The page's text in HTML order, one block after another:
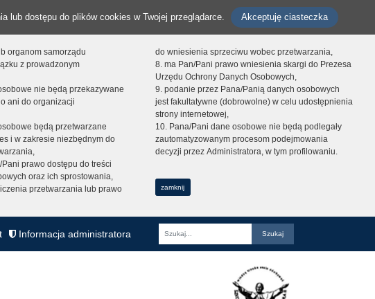
lub dostępu do plików cookies w Twojej przeglądarce. Akceptuję ciasteczka
organom samorządu
z prowadzonym
nie będą przekazywane
ani do organizacji
będą przetwarzane
i w zakresie niezbędnym do
Pani prawo dostępu do treści
oraz ich sprostowania,
przetwarzania lub prawo
do wniesienia sprzeciwu wobec przetwarzania,
8. ma Pan/Pani prawo wniesienia skargi do Prezesa
Urzędu Ochrony Danych Osobowych,
9. podanie przez Pana/Panią danych osobowych
jest fakultatywne (dobrowolne) w celu udostępnienia
strony internetowej,
10. Pana/Pani dane osobowe nie będą podlegały
zautomatyzowanym procesom podejmowania
decyzji przez Administratora, w tym profilowaniu.
zamknij
Informacja administratora
Fraza